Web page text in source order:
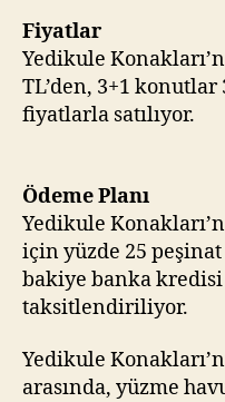
Fiyatlar
Yedikule
TL’den, 3+1 konutlar
fiyatlarla satılıyor.
Ödeme Planı
Yedikule
için yüzde 25
bakiye banka
taksitlendiriliyor.
Yedikule
arasında, yüzme